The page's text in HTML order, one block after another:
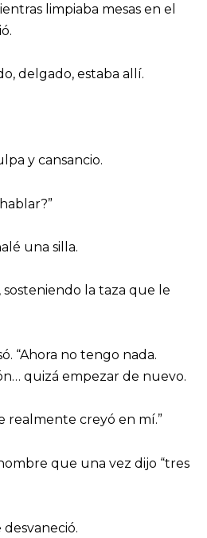
limpiaba mesas en el
delgado, estaba allí.
y cansancio.
una silla.
la taza que le
“Ahora no tengo nada.
quizá empezar de nuevo.
realmente creyó en mí.”
que una vez dijo “tres
desvaneció.